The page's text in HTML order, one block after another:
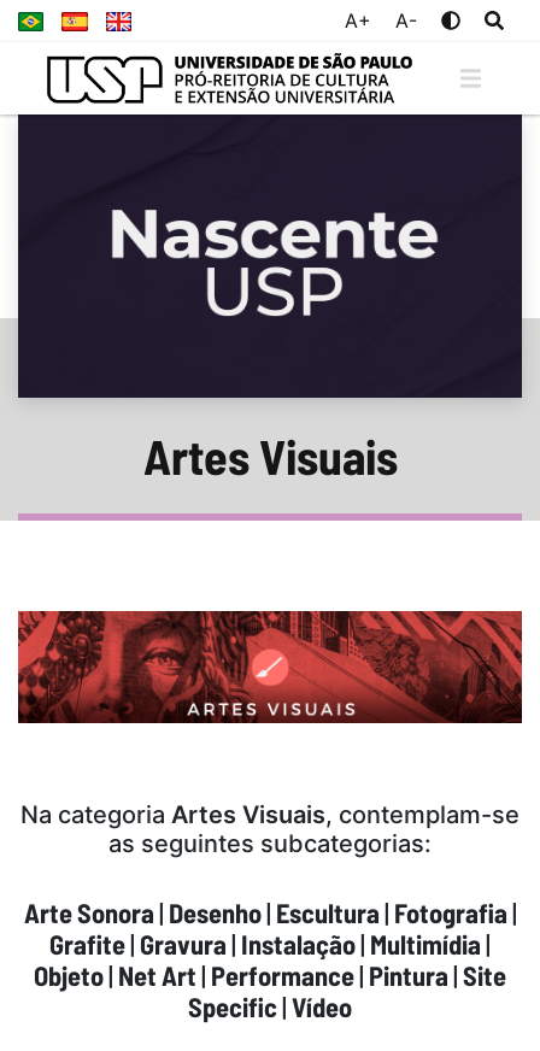
A+ A-
Artes Visuais
Na categoria Artes Visuais, contemplam-se
as seguintes subcategorias:
Arte Sonora| Desenho| Escultura| Fotografia|
Grafite| Gravura| Instalação| Multimídia|
Objeto| Net Art| Performance| Pintura|Site
Specific|Vídeo